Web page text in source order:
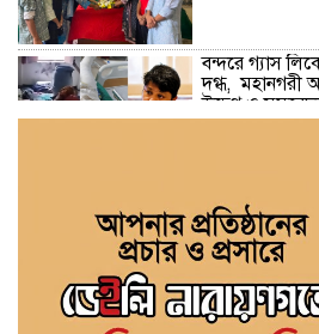
বন্দরে গ্যাস
দগ্ধ, মহানগরী
উদ্বেগ ও
মাদক ও
প্রস্তুতিমূলক
সাহিত্য জোট
সাহিত্য